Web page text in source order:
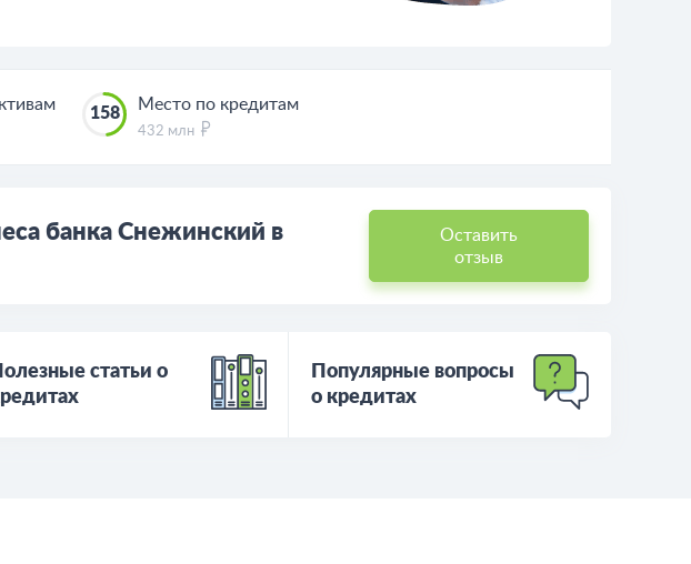
158 Место по кредитам
432 млн
банка Снежинский в
Оставить
отзыв
статьи о
Популярные вопросы
о кредитах